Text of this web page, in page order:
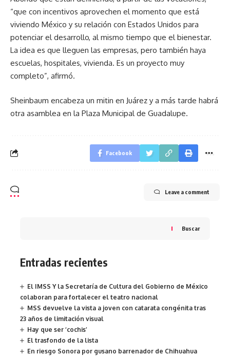
“que con incentivos aprovechen el momento que está
viviendo México y su relación con Estados Unidos para
potenciar el desarrollo, al mismo tiempo que el bienestar.
La idea es que lleguen las empresas, pero también haya
escuelas, hospitales, vivienda. Es un proyecto muy
completo”, afirmó.
Sheinbaum encabeza un mitin en Juárez y a más tarde habrá
otra asamblea en la Plaza Municipal de Guadalupe.
Facebook
Leave a comment
Buscar
Entradas recientes
El IMSS Y la Secretaría de Cultura del Gobierno de México
colaboran para fortalecer el teatro nacional
MSS devuelve la vista a joven con catarata congénita tras
23 años de limitación visual
Hay que ser ‘cochis’
El trasfondo de la lista
En riesgo Sonora por gusano barrenador de Chihuahua